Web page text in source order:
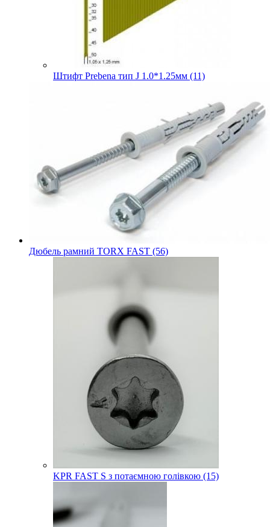
Штифт Prebena тип J 1.0*1.25мм (11)
Дюбель рамний TORX FAST (56)
KPR FAST S з потаємною голівкою (15)